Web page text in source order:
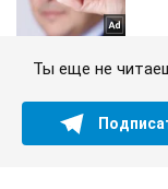
Ты еще не